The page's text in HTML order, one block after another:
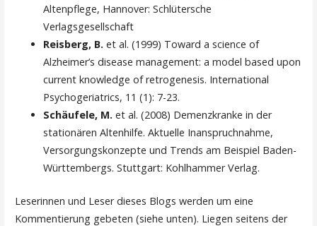
Altenpflege, Hannover: Schlütersche
Verlagsgesellschaft
Reisberg, B. et al. (1999) Toward a science of
Alzheimer’s disease management: a model based upon
current knowledge of retrogenesis. International
Psychogeriatrics, 11 (1): 7-23.
Schäufele, M. et al. (2008) Demenzkranke in der
stationären Altenhilfe. Aktuelle Inanspruchnahme,
Versorgungskonzepte und Trends am Beispiel Baden-
Württembergs. Stuttgart: Kohlhammer Verlag.
Leserinnen und Leser dieses Blogs werden um eine
Kommentierung gebeten (siehe unten). Liegen seitens der